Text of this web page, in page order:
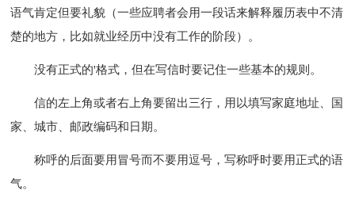
语气肯定但要礼貌（一些应聘者会用一段话来解释履历表中不清
楚的地方，比如就业经历中没有工作的阶段）。
没有正式的'格式，但在写信时要记住一些基本的规则。
信的左上角或者右上角要留出三行，用以填写家庭地址、国
家、城市、邮政编码和日期。
称呼的后面要用冒号而不要用逗号，写称呼时要用正式的语
气。